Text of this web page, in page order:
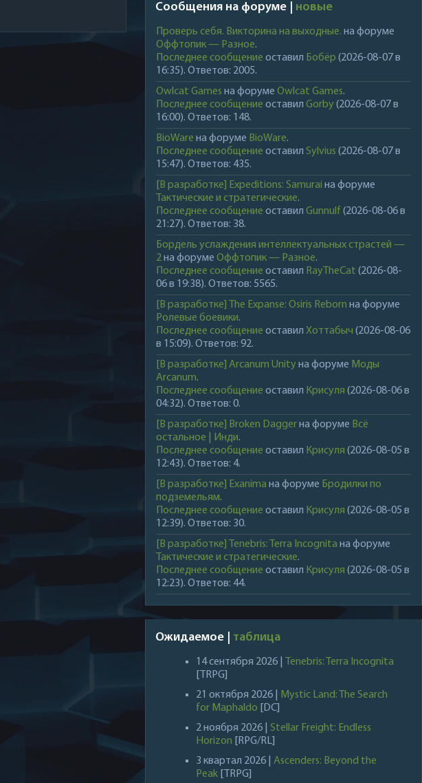
Сообщения на форуме | новые
Проверь себя. Викторина на выходные. на форуме
Оффтопик — Разное.
Последнее сообщение оставил Бобёр (2026-08-07 в
16:35). Ответов: 2005.
Owlcat Games на форуме Owlcat Games.
Последнее сообщение оставил Gorby (2026-08-07 в
16:00). Ответов: 148.
BioWare на форуме BioWare.
Последнее сообщение оставил Sylvius (2026-08-07 в
15:47). Ответов: 435.
[В разработке] Expeditions: Samurai на форуме
Тактические и стратегические.
Последнее сообщение оставил Gunnulf (2026-08-06 в
21:27). Ответов: 38.
Бордель услаждения интеллектуальных страстей —
2на форуме Оффтопик — Разное.
Последнее сообщение оставил RayTheCat (2026-08-
06 в 19:38). Ответов: 5565.
[В разработке] The Expanse: Osiris Reborn на форуме
Ролевые боевики.
Последнее сообщение оставил Хоттабыч (2026-08-06
в 15:09). Ответов: 92.
[В разработке] Arcanum Unity на форуме Моды
Arcanum.
Последнее сообщение оставил Крисуля (2026-08-06 в
04:32). Ответов: 0.
[В разработке] Broken Daggerна форуме Всё
остальное | Инди.
Последнее сообщение оставил Крисуля (2026-08-05 в
12:43). Ответов: 4.
[В разработке] Exanima на форуме Бродилки по
подземельям.
Последнее сообщение оставил Крисуля (2026-08-05 в
12:39). Ответов: 30.
[В разработке] Tenebris: Terra Incognita на форуме
Тактические и стратегические.
Последнее сообщение оставил Крисуля (2026-08-05 в
12:23). Ответов: 44.
Ожидаемое | таблица
14 сентября 2026 |
Tenebris: Terra Incognita
[TRPG]
21 октября 2026 |
Mystic Land: The Search
for Maphaldo
[DC]
2 ноября 2026 | Stellar Freight: Endless
Horizon
[RPG/RL]
3 квартал 2026 |Ascenders: Beyond the
Peak
[TRPG]